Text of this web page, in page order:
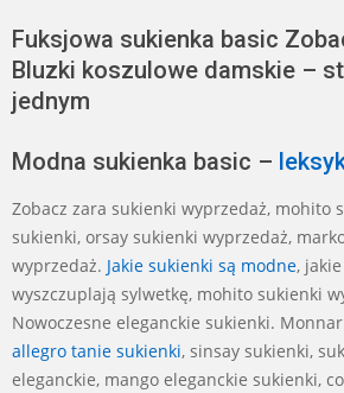
Fuksjowa sukienka basic
Bluzki koszulowe damskie –
jednym
Modna sukienka basic –
Zobacz zara sukienki wyprzedaż, mohito
sukienki, orsay sukienki wyprzedaż,
wyprzedaż. Jakie sukienki są modne,
wyszczuplają sylwetkę, mohito sukienki
Nowoczesne eleganckie sukienki.
allegro tanie sukienki, sinsay sukienki,
eleganckie, mango eleganckie sukienki,